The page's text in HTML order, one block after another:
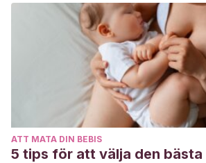
Pelento, M.(1985). Teoría de los
curación en el pensamiento de
de la Asociación Escuela de
11 , 187-197.
ATT MATA DIN BEBIS
5 tips för att välja den bästa